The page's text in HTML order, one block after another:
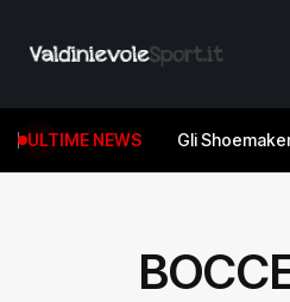
ULTIME NEWS Gli